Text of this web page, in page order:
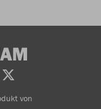
von